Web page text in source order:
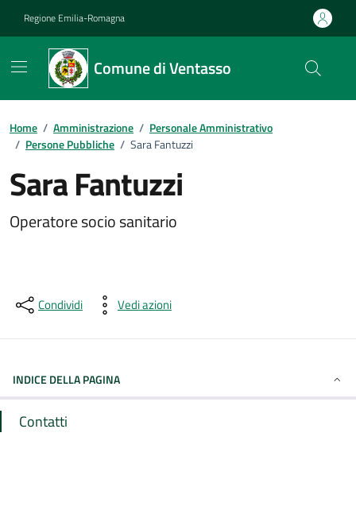
Regione Emilia-Romagna
Comune di Ventasso
Home / Amministrazione / Personale Amministrativo
/ Persone Pubbliche / Sara Fantuzzi
Sara Fantuzzi
Operatore socio sanitario
Condividi Vedi azioni
INDICE DELLA PAGINA
Contatti